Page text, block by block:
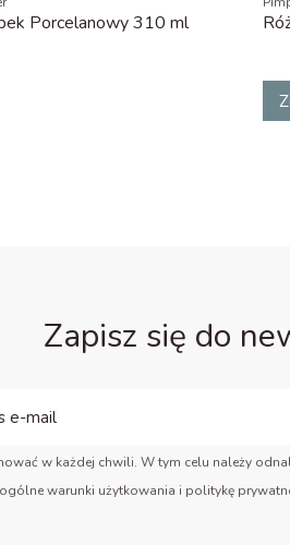
Porcelanowy 310 ml
Zapisz się do
w każdej chwili. W tym celu należy
warunki użytkowania i politykę